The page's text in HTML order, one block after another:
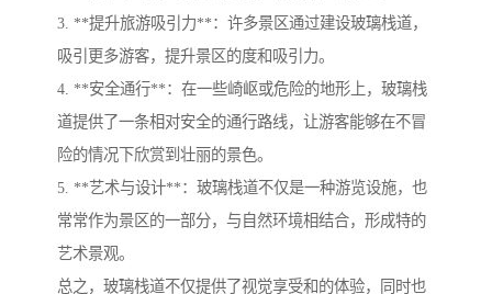
3. **提升旅游吸引力**：许多景区通过建设玻璃栈道，
吸引更多游客，提升景区的度和吸引力。
4. **安全通行**：在一些崎岖或危险的地形上，玻璃栈
道提供了一条相对安全的通行路线，让游客能够在不冒
险的情况下欣赏到壮丽的景色。
5. **艺术与设计**：玻璃栈道不仅是一种游览设施，也
常常作为景区的一部分，与自然环境相结合，形成特的
艺术景观。
总之，玻璃栈道不仅提供了视觉享受和的体验，同时也